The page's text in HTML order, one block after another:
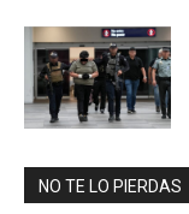
NO TE LO PIERDAS